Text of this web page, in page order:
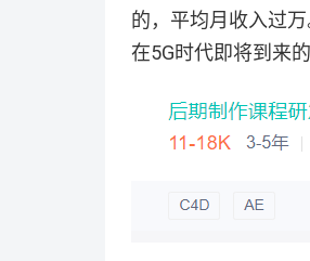
的，平均月收入过
在5G时代即将到来